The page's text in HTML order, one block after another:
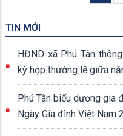
page
TIN MỚI
HĐND xã Phú Tân
kỳ họp thường lệ giữa
Phú Tân biểu dương gia
Ngày Gia đình Việt Nam